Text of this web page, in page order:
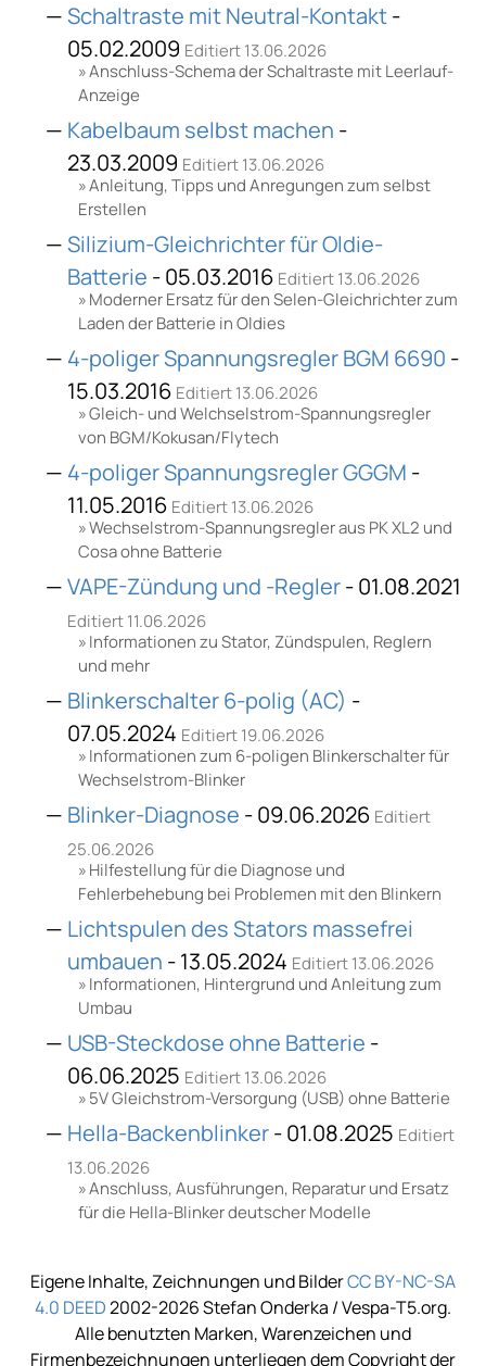
Schaltraste mit Neutral-Kontakt-
05.02.2009 Editiert 13.06.2026
Anschluss-Schema der Schaltraste mit Leerlauf-
Anzeige
Kabelbaum selbst machen -
23.03.2009 Editiert 13.06.2026
Anleitung, Tipps und Anregungen zum selbst
Erstellen
Silizium-Gleichrichter für Oldie-
Batterie - 05.03.2016 Editiert 13.06.2026
Moderner Ersatz für den Selen-Gleichrichter zum
Laden der Batterie in Oldies
4-poliger Spannungsregler BGM 6690 -
15.03.2016 Editiert 13.06.2026
Gleich- und Welchselstrom-Spannungsregler
von BGM/Kokusan/Flytech
4-poliger Spannungsregler GGGM -
11.05.2016 Editiert 13.06.2026
Wechselstrom-Spannungsregler aus PK XL2 und
Cosa ohne Batterie
VAPE-Zündung und -Regler- 01.08.2021
Editiert 11.06.2026
Informationen zu Stator, Zündspulen, Reglern
und mehr
Blinkerschalter 6-polig (AC) -
07.05.2024 Editiert 19.06.2026
Informationen zum 6-poligen Blinkerschalter für
Wechselstrom-Blinker
Blinker-Diagnose - 09.06.2026 Editiert
25.06.2026
Hilfestellung für die Diagnose und
Fehlerbehebung bei Problemen mit den Blinkern
Lichtspulen des Stators massefrei
umbauen - 13.05.2024 Editiert 13.06.2026
Informationen, Hintergrund und Anleitung zum
Umbau
USB-Steckdose ohne Batterie -
06.06.2025 Editiert 13.06.2026
5V Gleichstrom-Versorgung (USB) ohne Batterie
Hella-Backenblinker- 01.08.2025 Editiert
13.06.2026
Anschluss, Ausführungen, Reparatur und Ersatz
für die Hella-Blinker deutscher Modelle
Eigene Inhalte, Zeichnungen und BilderCC BY-NC-SA
4.0 DEED2002-2026 Stefan Onderka / Vespa-T5.org.
Alle benutzten Marken, Warenzeichen und
Firmenbezeichnungen unterliegen dem Copyright der